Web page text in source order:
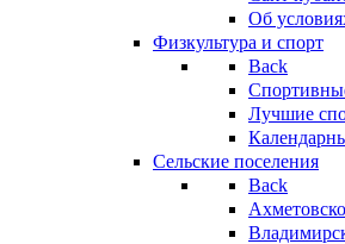
Об
Физкультура и спорт
Back
Лучшие
Сельские поселения
Back